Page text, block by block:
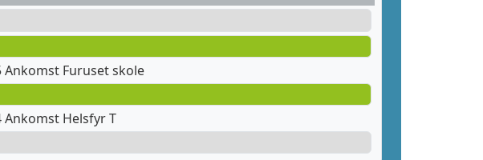
Ankomst Furuset skole
Ankomst Helsfyr T